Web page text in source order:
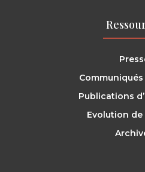
Publications
Evolution